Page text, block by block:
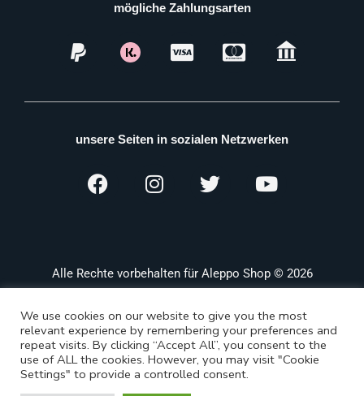
mögliche Zahlungsarten
unsere Seiten in sozialen Netzwerken
Alle Rechte vorbehalten für Aleppo Shop © 2026
We use cookies on our website to give you the most
relevant experience by remembering your preferences and
repeat visits. By clicking “Accept All”, you consent to the
use of ALL the cookies. However, you may visit "Cookie
Settings" to provide a controlled consent.